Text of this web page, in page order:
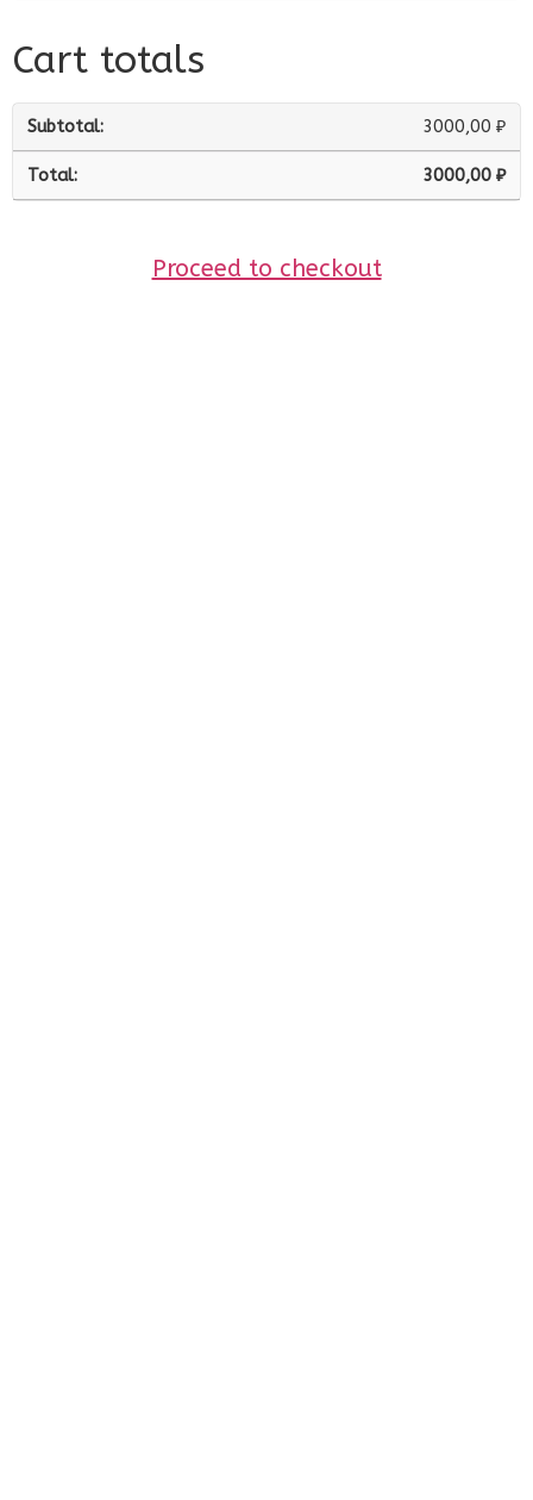
Cart totals
3000,00 ₽
3000,00 ₽
Proceed to checkout